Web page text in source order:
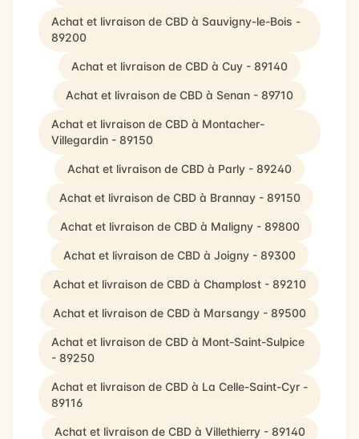
Achat et livraison de CBD à Sauvigny-le-Bois -
89200
Achat et livraison de CBD à Cuy - 89140
Achat et livraison de CBD à Senan - 89710
Achat et livraison de CBD à Montacher-
Villegardin - 89150
Achat et livraison de CBD à Parly - 89240
Achat et livraison de CBD à Brannay - 89150
Achat et livraison de CBD à Maligny - 89800
Achat et livraison de CBD à Joigny - 89300
Achat et livraison de CBD à Champlost - 89210
Achat et livraison de CBD à Marsangy - 89500
Achat et livraison de CBD à Mont-Saint-Sulpice
- 89250
Achat et livraison de CBD à La Celle-Saint-Cyr -
89116
Achat et livraison de CBD à Villethierry - 89140